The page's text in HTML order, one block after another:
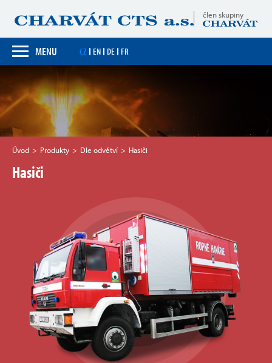
člen skupiny
MENU CZ EN DE FR
Úvod Produkty Dle odvětví Hasiči
Hasiči